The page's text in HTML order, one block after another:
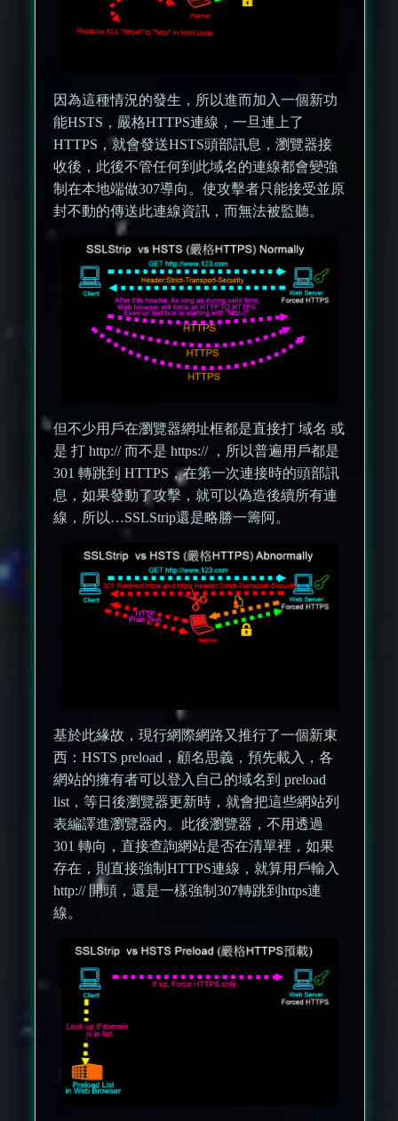
因為這種情況的發生，所以進而加入一個新功
能HSTS，嚴格HTTPS連線，一旦連上了
HTTPS，就會發送HSTS頭部訊息，瀏覽器接
收後，此後不管任何到此域名的連線都會變強
制在本地端做307導向。使攻擊者只能接受並原
封不動的傳送此連線資訊，而無法被監聽。
但不少用戶在瀏覽器網址框都是直接打 域名 或
是 打 http:// 而不是 https:// ，所以普遍用戶都是
301 轉跳到 HTTPS，在第一次連接時的頭部訊
息，如果發動了攻擊，就可以偽造後續所有連
線，所以…SSLStrip還是略勝一籌阿。
基於此緣故，現行網際網路又推行了一個新東
西：HSTS preload，顧名思義，預先載入，各
網站的擁有者可以登入自己的域名到 preload
list，等日後瀏覽器更新時，就會把這些網站列
表編譯進瀏覽器內。此後瀏覽器，不用透過
301 轉向，直接查詢網站是否在清單裡，如果
存在，則直接強制HTTPS連線，就算用戶輸入
http:// 開頭，還是一樣強制307轉跳到https連
線。